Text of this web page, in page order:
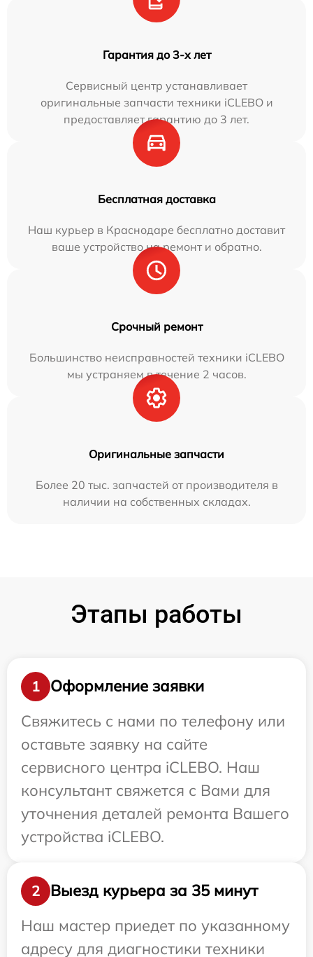
Гарантия до 3-х лет
Сервисный центр устанавливает
оригинальные запчасти техники iCLEBO и
предоставляет гарантию до 3 лет.
Бесплатная доставка
Наш курьер в Краснодаре бесплатно доставит
ваше устройство на ремонт и обратно.
Срочный ремонт
Большинство неисправностей техники iCLEBO
мы устраняем в течение 2 часов.
Оригинальные запчасти
Более 20 тыс. запчастей от производителя в
наличии на собственных складах.
Этапы работы
1
Оформление заявки
Свяжитесь с нами по телефону или
оставьте заявку на сайте
сервисного центра iCLEBO. Наш
консультант свяжется с Вами для
уточнения деталей ремонта Вашего
устройства iCLEBO.
2
Выезд курьера за 35 минут
Наш мастер приедет по указанному
адресу для диагностики техники